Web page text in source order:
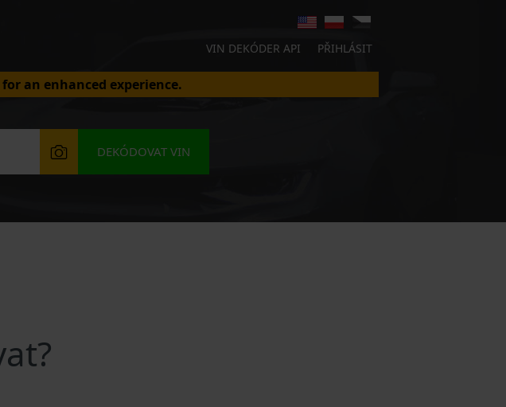
VIN DEKÓDER API PŘIHLÁSIT
for an enhanced experience.
DEKÓDOVAT VIN